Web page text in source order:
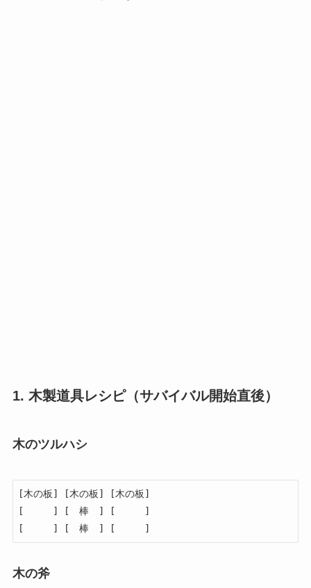
1. 木製道具レシピ（サバイバル開始直後）
木のツルハシ
[木の板] [木の板] [木の板]
[　　　] [　棒　] [　　　]
[　　　] [　棒　] [　　　]
木の斧